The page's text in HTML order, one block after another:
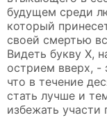
будущем среди
который
своей смертью
Видеть букву X,
острием вверх, -
что в течение
стать лучше и
избежать